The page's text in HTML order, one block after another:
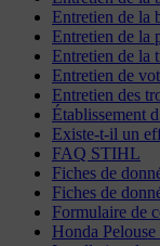
Entretien de la
Entretien de la
Entretien de la
Entretien de
Entretien des
Établissement
Existe-t-il un
FAQ STIHL
Fiches de
Fiches de
Formulaire de
Honda Pelouse